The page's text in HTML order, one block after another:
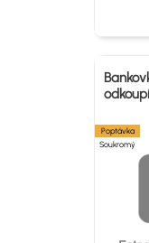
Poptávka
Soukromý